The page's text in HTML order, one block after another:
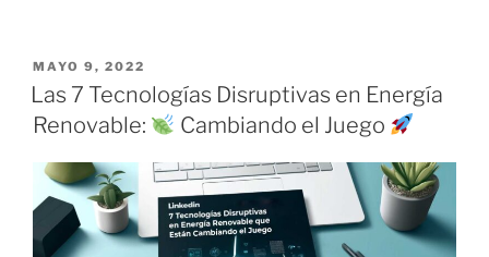
MAYO 9, 2022
Las 7 Tecnologías Disruptivas en Energía
Renovable:
Cambiando el Juego